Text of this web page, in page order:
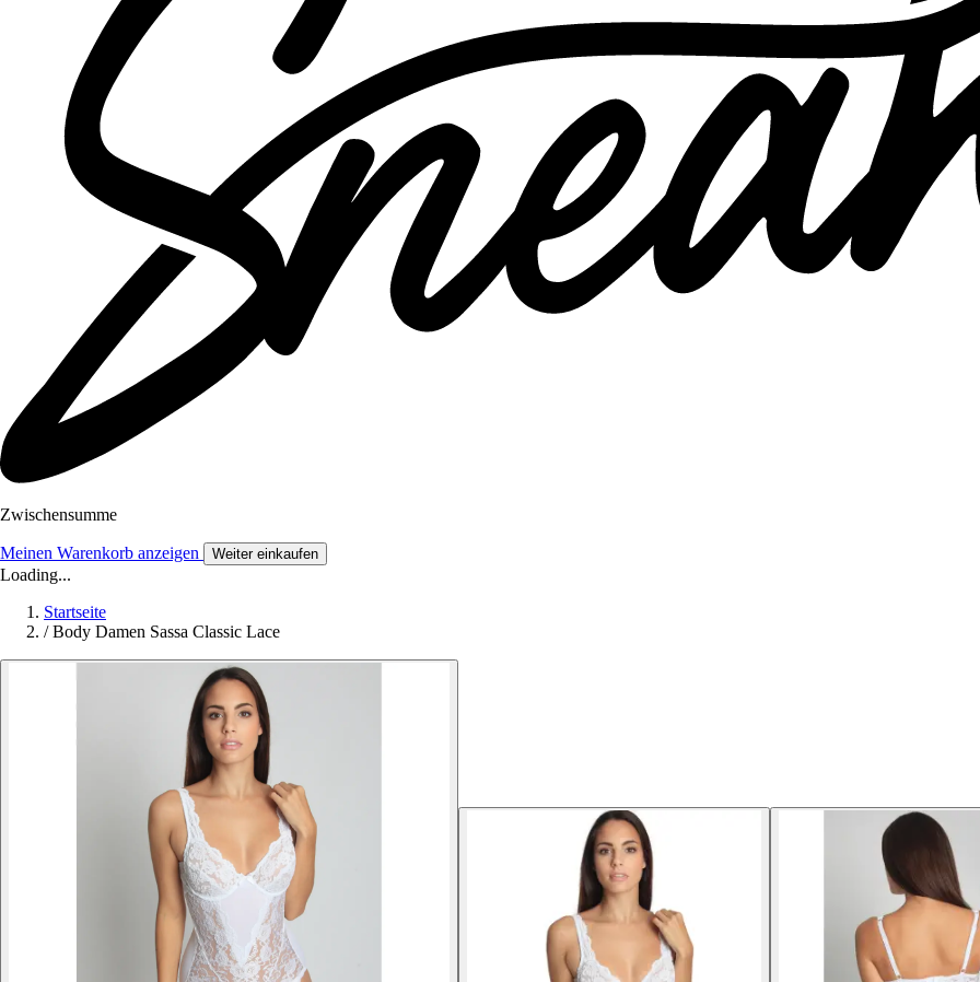
Zwischensumme
Meinen Warenkorb anzeigen Weiter einkaufen
Loading...
Startseite
/ Body Damen Sassa Classic Lace